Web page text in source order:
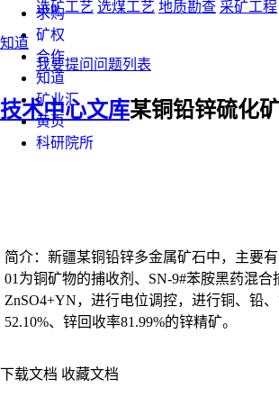
求购
矿权
合作
知道
矿业汇
黄页
科研院所
选矿工艺 选煤工艺 地质勘查 采矿工程
知道
我要提问 问题列表
技术中心文库某铜铅锌硫化
简介：新疆某铜铅锌多金属矿石中，主要
01为铜矿物的捕收剂、SN-9#苯胺黑药混
ZnSO4+YN，进行电位调控，进行铜、铅
52.10%、锌回收率81.99%的锌精矿。
下载文档 收藏文档